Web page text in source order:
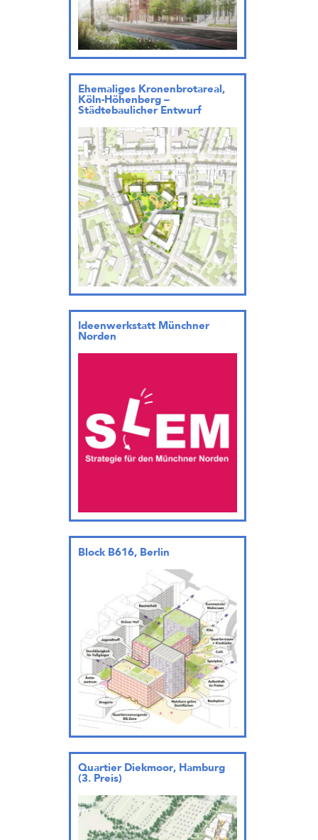
Ehemaliges Kronenbrotareal,
Köln-Höhenberg –
Städtebaulicher Entwurf
Ideenwerkstatt Münchner
Norden
Block B616, Berlin
Quartier Diekmoor, Hamburg
(3. Preis)